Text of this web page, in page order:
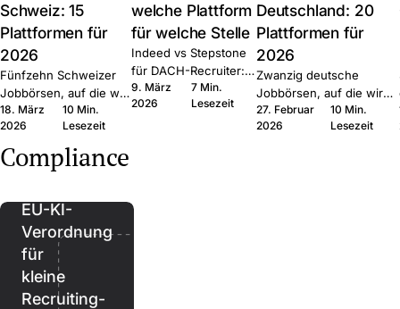
Schweiz: 15
Plattformen für
2026
Fünfzehn Schweizer
Jobbörsen, auf die wir
bei Join multiposten.
Generalisten, Tech,
Regional, Healthcare,
Executive. Was jede
kombinieren.
18. März
2026
10 Min.
Lesezeit
welche Plattform
für welche Stelle
Indeed vs Stepstone
für DACH-Recruiter:
wo welche Plattform
gewinnt, der Quick-
9. März
2026
7 Min.
Lesezeit
Deutschland: 20
Plattformen für
2026
Zwanzig deutsche
Jobbörsen, auf die wir
bei Join multiposten.
Generalisten, Tech, Start-
27. Februar
2026
10 Min.
Lesezeit
Compliance
EU-KI-
Verordnung
für
kleine
Recruiting-